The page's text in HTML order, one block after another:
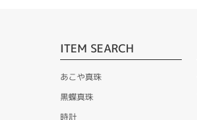
ITEM SEARCH
あこや真珠
黒蝶真珠
時計